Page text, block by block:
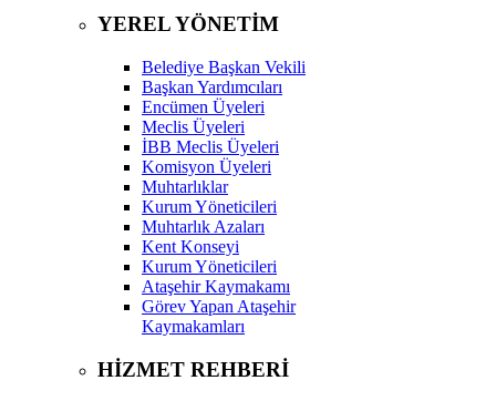
YEREL YÖNETİM
Belediye Başkan Vekili
Başkan Yardımcıları
Encümen Üyeleri
Meclis Üyeleri
İBB Meclis Üyeleri
Komisyon Üyeleri
Muhtarlıklar
Kurum Yöneticileri
Muhtarlık Azaları
Kent Konseyi
Kurum Yöneticileri
Ataşehir Kaymakamı
Görev Yapan Ataşehir
Kaymakamları
HİZMET REHBERİ